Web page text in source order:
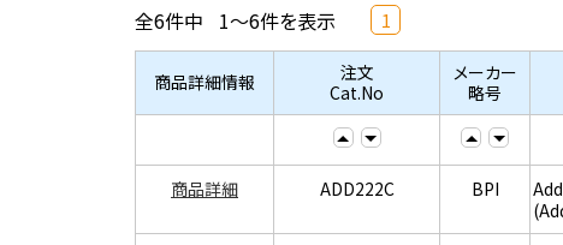
全6件中 1～6件を表示 1
商品詳細情報
注文
Cat.No
メーカー
略号
商品詳細 ADD222C BPI